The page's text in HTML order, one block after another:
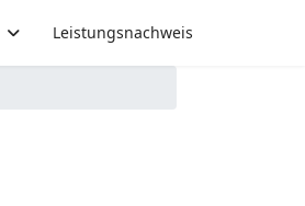
Leistungsnachweis